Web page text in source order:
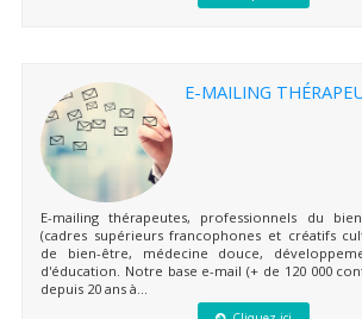
E-MAILING
E-mailing thérapeutes, professionnels du
(cadres supérieurs francophones et créatifs
de bien-être, médecine douce,
d'éducation. Notre base e-mail (+ de 120 000
depuis 20 ans à...